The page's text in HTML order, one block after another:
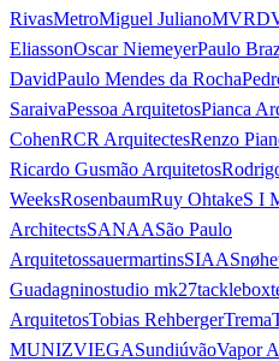
RivasMetroMiguel Juliano
EliassonOscar NiemeyerPaulo
DavidPaulo Mendes da Rocha
SaraivaPessoa ArquitetosPianca
CohenRCR ArquitectesRenzo
Ricardo Gusmão Arquitetos
WeeksRosenbaumRuy OhtakeS I
ArchitectsSANAASão Paulo
ArquitetossauermartinsSIAA
Guadagninostudio mk27tacklebox
ArquitetosTobias RehbergerTrema
MUNIZVIEGASundiúvãoVapor